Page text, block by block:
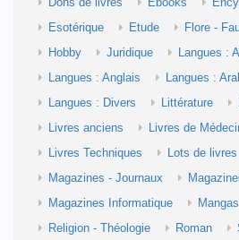
Dons de livres
Ebooks
Esotérique
Etude Flore -
Hobby
Juridique
Langues :
Langues : Anglais
Langues :
Langues : Divers
Littérature
Livres anciens
Livres de
Livres Techniques
Lots de livres
Magazines - Journaux
Magazines Informatique
Mangas
Religion - Théologie
Roman